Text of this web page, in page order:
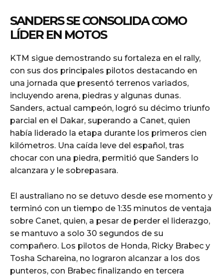
SANDERS SE CONSOLIDA COMO
LÍDER EN MOTOS
KTM sigue demostrando su fortaleza en el rally,
con sus dos principales pilotos destacando en
una jornada que presentó terrenos variados,
incluyendo arena, piedras y algunas dunas.
Sanders, actual campeón, logró su décimo triunfo
parcial en el Dakar, superando a Canet, quien
había liderado la etapa durante los primeros cien
kilómetros. Una caída leve del español, tras
chocar con una piedra, permitió que Sanders lo
alcanzara y le sobrepasara.
El australiano no se detuvo desde ese momento y
terminó con un tiempo de 1:35 minutos de ventaja
sobre Canet, quien, a pesar de perder el liderazgo,
se mantuvo a solo 30 segundos de su
compañero. Los pilotos de Honda, Ricky Brabec y
Tosha Schareina, no lograron alcanzar a los dos
punteros, con Brabec finalizando en tercera